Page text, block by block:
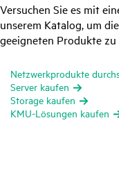
Versuchen Sie es mit
unserem Katalog, um
geeigneten Produkte zu
Netzwerkprodukte
Server kaufen
Storage kaufen
KMU-Lösungen kaufen